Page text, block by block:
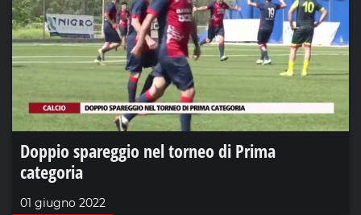
Doppio spareggio nel torneo di Prima
categoria
01 giugno 2022